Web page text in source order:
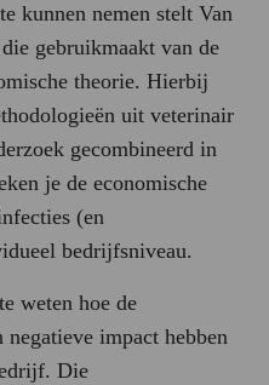
kunnen nemen stelt Van
gebruikmaakt van de
theorie. Hierbij
uit veterinair
gecombineerd in
je de economische
(en
bedrijfsniveau.
weten hoe de
impact hebben
Die